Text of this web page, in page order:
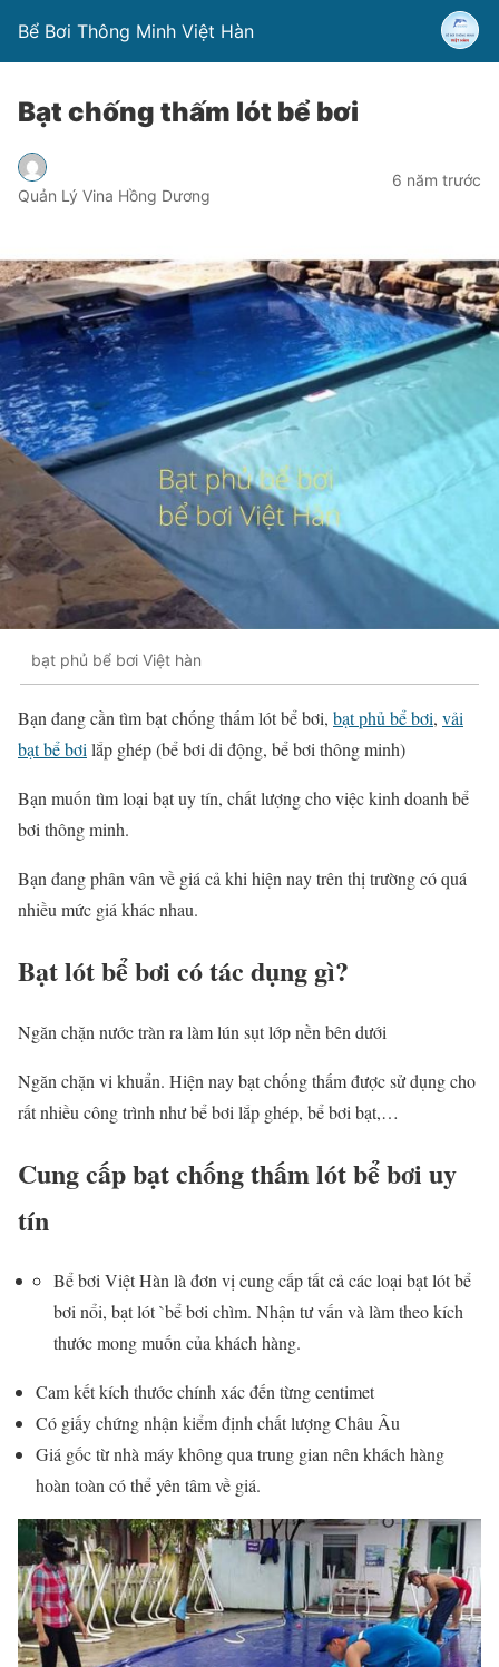
Bể Bơi Thông Minh Việt Hàn
Bạt chống thấm lót bể bơi
Quản Lý Vina Hồng Dương
6 năm trước
bạt phủ bể bơi Việt hàn
Bạn đang cần tìm bạt chống thấm lót bể bơi, bạt phủ bể bơi, vải
bạt bể bơi lắp ghép (bể bơi di động, bể bơi thông minh)
Bạn muốn tìm loại bạt uy tín, chất lượng cho việc kinh doanh bể
bơi thông minh.
Bạn đang phân vân về giá cả khi hiện nay trên thị trường có quá
nhiều mức giá khác nhau.
Bạt lót bể bơi có tác dụng gì?
Ngăn chặn nước tràn ra làm lún sụt lớp nền bên dưới
Ngăn chặn vi khuẩn. Hiện nay bạt chống thấm được sử dụng cho
rất nhiều công trình như bể bơi lắp ghép, bể bơi bạt,…
Cung cấp bạt chống thấm lót bể bơi uy
tín
Bể bơi Việt Hàn là đơn vị cung cấp tất cả các loại bạt lót bể
bơi nổi, bạt lót `bể bơi chìm. Nhận tư vấn và làm theo kích
thước mong muốn của khách hàng.
Cam kết kích thước chính xác đến từng centimet
Có giấy chứng nhận kiểm định chất lượng Châu Âu
Giá gốc từ nhà máy không qua trung gian nên khách hàng
hoàn toàn có thể yên tâm về giá.